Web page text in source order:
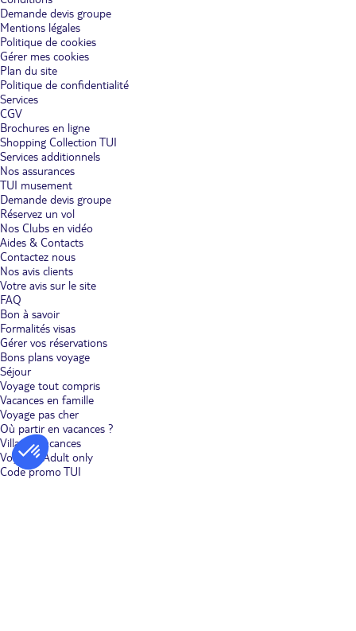
Demande devis groupe
Mentions légales
Politique de cookies
Gérer mes cookies
Plan du site
Politique de confidentialité
Services
CGV
Brochures en ligne
Shopping Collection TUI
Services additionnels
Nos assurances
TUI musement
Demande devis groupe
Réservez un vol
Nos Clubs en vidéo
Aides & Contacts
Contactez nous
Nos avis clients
Votre avis sur le site
FAQ
Bon à savoir
Formalités visas
Gérer vos réservations
Bons plans voyage
Séjour
Voyage tout compris
Vacances en famille
Voyage pas cher
Où partir en vacances ?
Villages vacances
Voyages Adult only
Code promo TUI